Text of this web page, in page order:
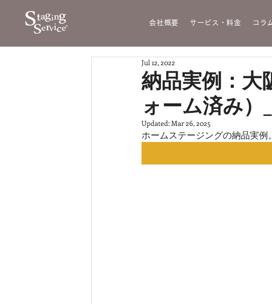
会社概要 サービス・料金 コラ
納品実例：大
ォーム済み
Jul 12, 2022
Updated:Mar 26, 2025
ホームステージングの納品実例